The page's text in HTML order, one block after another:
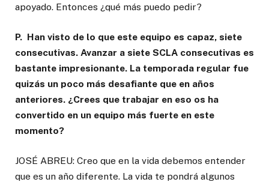
apoyado. Entonces ¿qué más puedo pedir?
P. Han visto de lo que este equipo es capaz, siete
consecutivas. Avanzar a siete SCLA consecutivas es
bastante impresionante. La temporada regular fue
quizás un poco más desafiante que en años
anteriores. ¿Crees que trabajar en eso os ha
convertido en un equipo más fuerte en este
momento?
JOSÉ ABREU: Creo que en la vida debemos entender
que es un año diferente. La vida te pondrá algunos